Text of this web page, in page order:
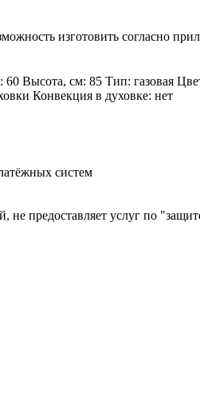
изготовить согласно
Высота, см: 85 Тип: газовая
Конвекция в духовке: нет
систем
не предоставляет услуг по